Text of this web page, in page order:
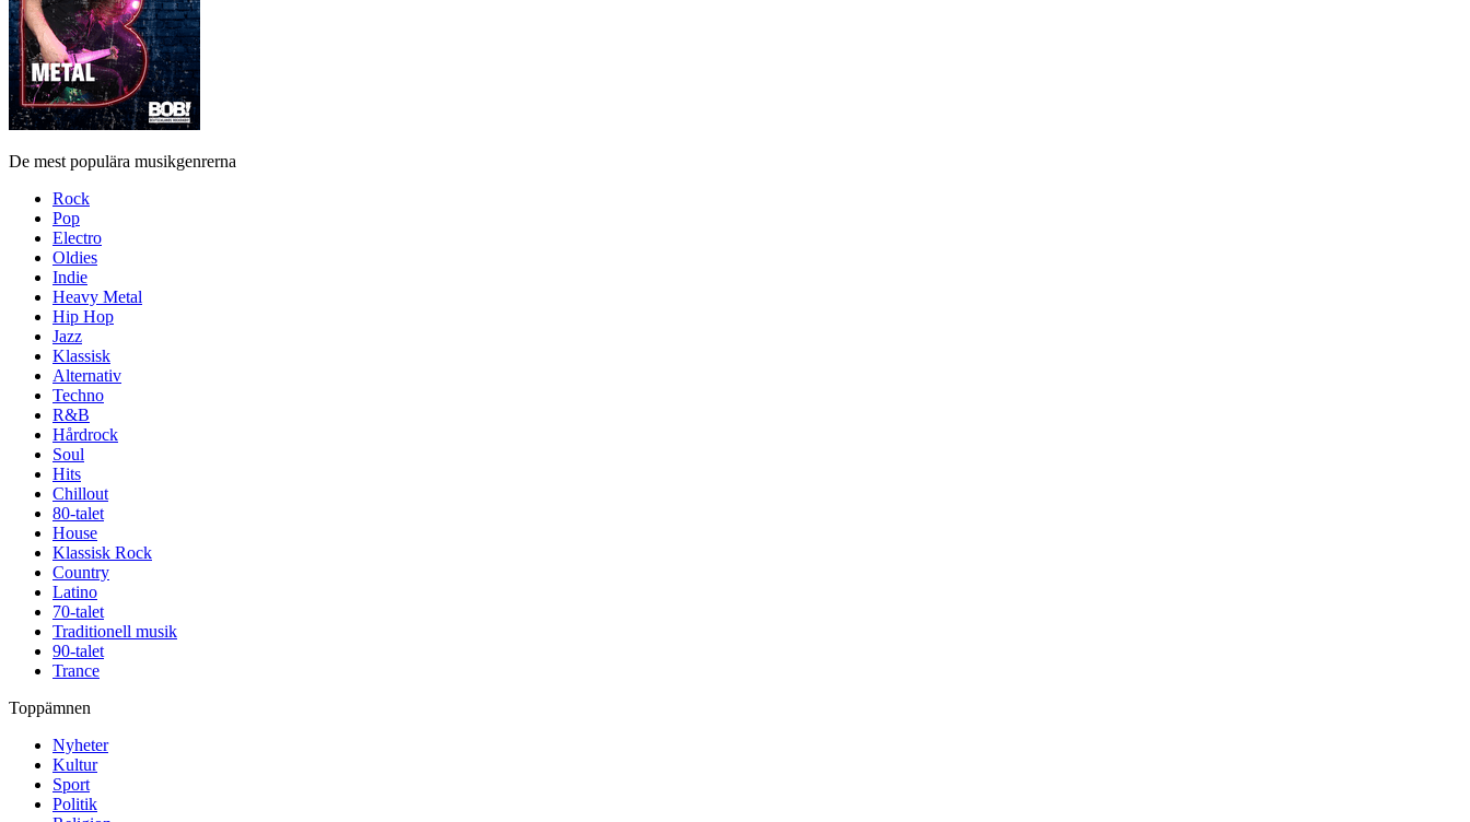
De mest populära musikgenrerna
Rock
Pop
Electro
Oldies
Indie
Heavy Metal
Hip Hop
Jazz
Klassisk
Alternativ
Techno
R&B
Hårdrock
Soul
Hits
Chillout
80-talet
House
Klassisk Rock
Country
Latino
70-talet
Traditionell musik
90-talet
Trance
Toppämnen
Nyheter
Kultur
Sport
Politik